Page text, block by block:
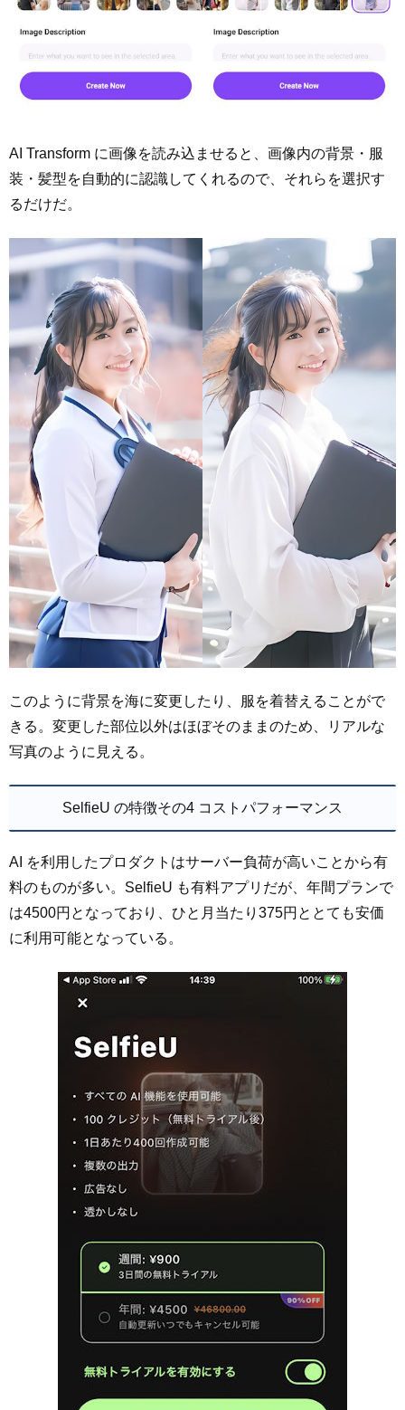
AI Transform に画像を読み込ませると、画像内の背景・服
装・髪型を自動的に認識してくれるので、それらを選択す
るだけだ。
このように背景を海に変更したり、服を着替えることがで
きる。変更した部位以外はほぼそのままのため、リアルな
写真のように見える。
SelfieU の特徴その4 コストパフォーマンス
AI を利用したプロダクトはサーバー負荷が高いことから有
料のものが多い。SelfieU も有料アプリだが、年間プランで
は4500円となっており、ひと月当たり375円ととても安価
に利用可能となっている。